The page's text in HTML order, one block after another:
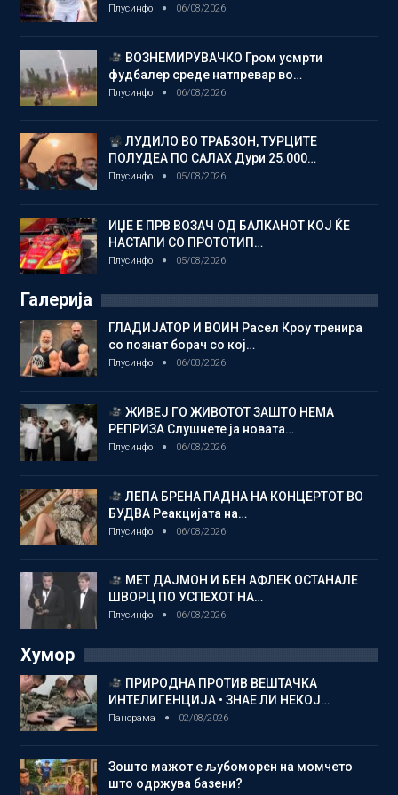
Плусинфо 06/08/2026
ВОЗНЕМИРУВАЧКО Гром усмрти
фудбалер среде натпревар во…
Плусинфо 06/08/2026
ЛУДИЛО ВО ТРАБЗОН, ТУРЦИТЕ
ПОЛУДЕА ПО САЛАХ Дури 25.000…
Плусинфо 05/08/2026
ИЏЕ Е ПРВ ВОЗАЧ ОД БАЛКАНОТ КОЈ ЌЕ
НАСТАПИ СО ПРОТОТИП…
Плусинфо 05/08/2026
Галерија
ГЛАДИЈАТОР И ВОИН Расел Кроу тренира
со познат борач со кој…
Плусинфо 06/08/2026
ЖИВЕЈ ГО ЖИВОТОТ ЗАШТО НЕМА
РЕПРИЗА Слушнете ја новата…
Плусинфо 06/08/2026
ЛЕПА БРЕНА ПАДНА НА КОНЦЕРТОТ ВО
БУДВА Реакцијата на…
Плусинфо 06/08/2026
МЕТ ДАЈМОН И БЕН АФЛЕК ОСТАНАЛЕ
ШВОРЦ ПО УСПЕХОТ НА…
Плусинфо 06/08/2026
Хумор
ПРИРОДНА ПРОТИВ ВЕШТАЧКА
ИНТЕЛИГЕНЦИЈА • ЗНАЕ ЛИ НЕКОЈ…
Панорама 02/08/2026
Зошто мажот е љубоморен на момчето
што одржува базени?